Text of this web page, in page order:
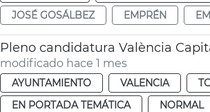
JOSÉ GOSÁLBEZ
EMPRÉN
Pleno candidatura València
modificado hace 1 mes
AYUNTAMIENTO VALENCIA
EN PORTADA TEMÁTICA
NORMAL